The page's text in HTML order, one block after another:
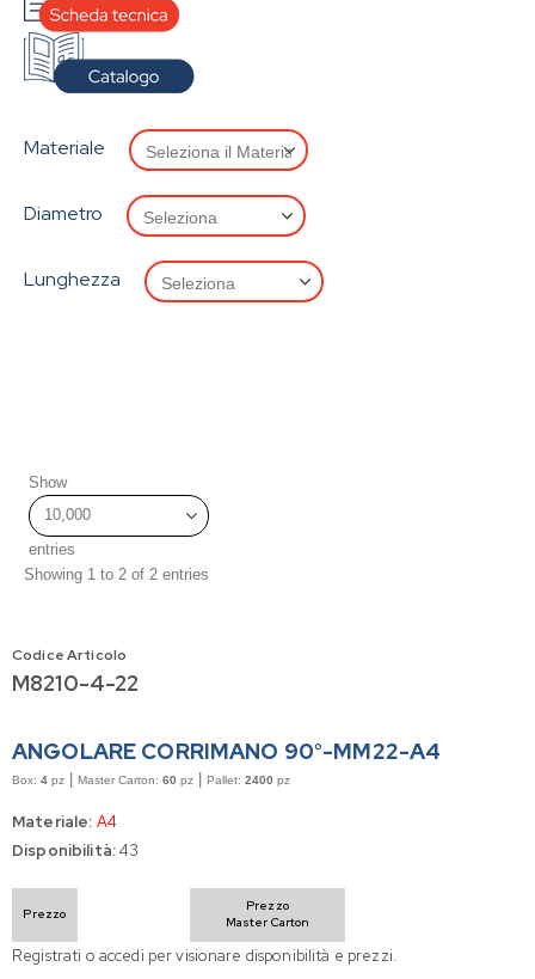
Materiale
Diametro
Lunghezza
Show
entries
Showing 1 to 2 of 2 entries
Codice Articolo
M8210-4-22
ANGOLARE CORRIMANO 90°-MM22-A4
Box: 4 pz Master Carton: 60 pz Pallet: 2400 pz
Materiale: A4
Disponibilità:43
Prezzo
Prezzo
Master Carton
Registrati o accedi per visionare disponibilità e prezzi.